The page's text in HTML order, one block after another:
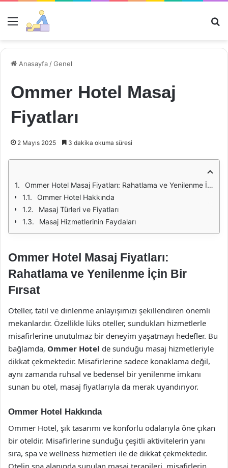
Menü
Anasayfa /Genel
Ommer Hotel Masaj
Fiyatları
2 Mayıs 2025 3 dakika okuma süresi
Ommer Hotel Masaj Fiyatları: Rahatlama ve Yenilenme İçin Bir Fırsat
Ommer Hotel Hakkında
Masaj Türleri ve Fiyatları
Masaj Hizmetlerinin Faydaları
Ommer Hotel Masaj Fiyatları:
Rahatlama ve Yenilenme İçin Bir
Fırsat
Oteller, tatil ve dinlenme anlayışımızı şekillendiren önemli
mekanlardır. Özellikle lüks oteller, sundukları hizmetlerle
misafirlerine unutulmaz bir deneyim yaşatmayı hedefler. Bu
bağlamda, Ommer Hotel de sunduğu masaj hizmetleriyle
dikkat çekmektedir. Misafirlerine sadece konaklama değil,
aynı zamanda ruhsal ve bedensel bir yenilenme imkanı
sunan bu otel, masaj fiyatlarıyla da merak uyandırıyor.
Ommer Hotel Hakkında
Ommer Hotel, şık tasarımı ve konforlu odalarıyla öne çıkan
bir oteldir. Misafirlerine sunduğu çeşitli aktivitelerin yanı
sıra, spa ve wellness hizmetleri ile de dikkat çekmektedir.
Otelin spa alanında sunulan masaj terapileri, misafirlerin